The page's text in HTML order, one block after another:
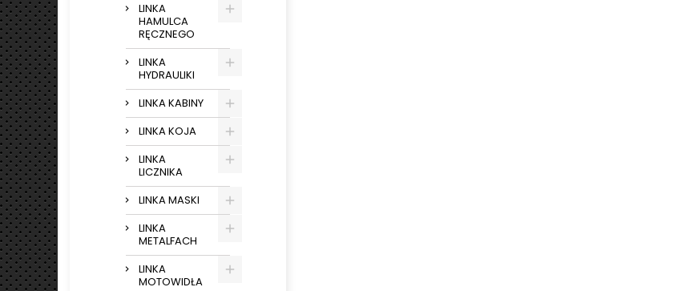
LINKA
HAMULCA
RĘCZNEGO
LINKA
HYDRAULIKI
LINKA KABINY
LINKA KOJA
LINKA
LICZNIKA
LINKA MASKI
LINKA
METALFACH
LINKA
MOTOWIDŁA